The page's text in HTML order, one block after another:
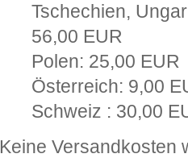
Tschechien,
56,00 EUR
Polen: 25,00 EUR
Österreich: 9,00
Schweiz : 30,00
Keine Versandkosten